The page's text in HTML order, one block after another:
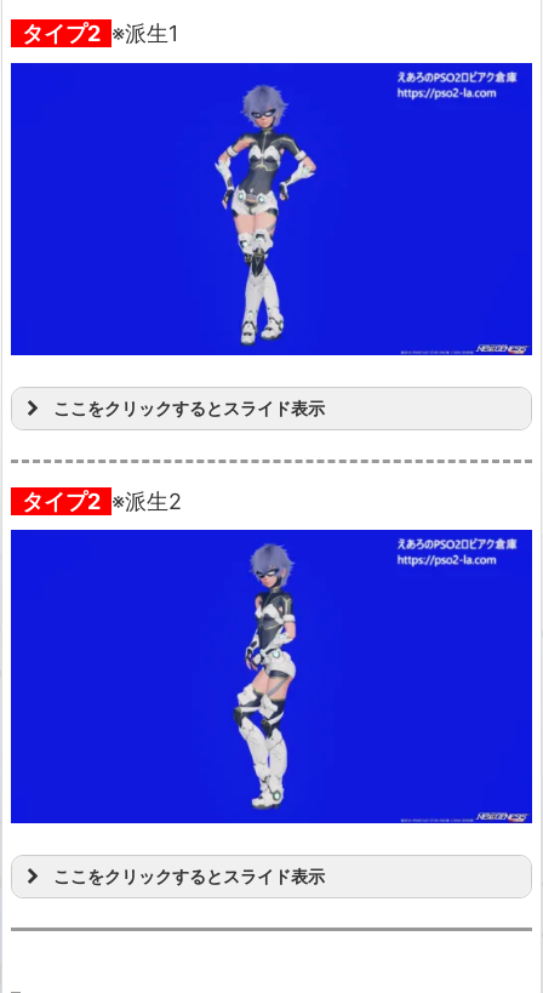
タイプ2 ※派生1
ここをクリックするとスライド表示
タイプ2 ※派生2
ここをクリックするとスライド表示